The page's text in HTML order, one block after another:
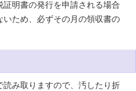
明書の発行を申請される場合
ため、必ずその月の領収書の
読み取りますので、汚したり折